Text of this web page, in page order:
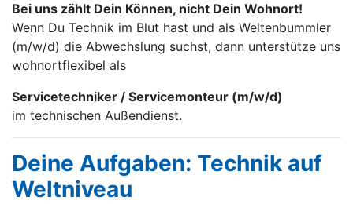
Bei uns zählt Dein Können, nicht Dein Wohnort!
Wenn Du Technik im Blut hast und als Weltenbummler
(m/w/d) die Abwechslung suchst, dann unterstütze uns
wohnortflexibel als
Servicetechniker / Servicemonteur (m/w/d)
im technischen Außendienst.
Deine Aufgaben: Technik auf
Weltniveau